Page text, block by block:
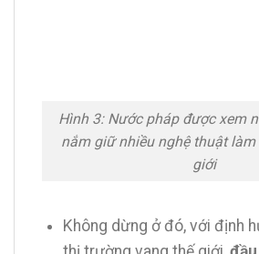
Hình 3: Nước pháp được xem
nắm giữ nhiều nghệ thuật
giới
Không dừng ở đó, với định